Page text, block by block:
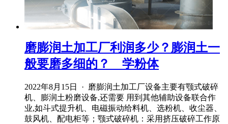
磨膨润土加工厂利润多少？膨润土一
般要磨多细的？ _ 学粉体
2022年8月15日 · 磨膨润土加工厂设备主要有颚式破碎
机、膨润土粉磨设备,还需要 用到其他辅助设备联合作
业,如斗式提升机、电磁振动给料机、选粉机、收尘器、
鼓风机、配电柜等；颚式破碎机：采用挤压破碎工作原